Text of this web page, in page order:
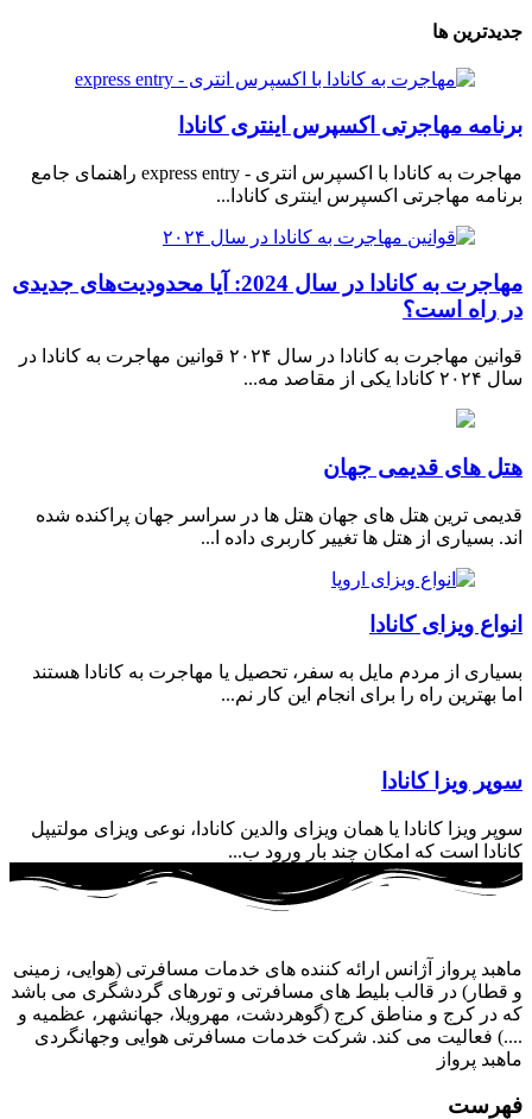
جدیدترین ها
برنامه مهاجرتی اکسپرس اینتری کانادا
مهاجرت به کانادا با اکسپرس انتری - express entry راهنمای جامع
برنامه مهاجرتی اکسپرس اینتری کانادا...
مهاجرت به کانادا در سال 2024: آیا محدودیت‌های جدیدی
در راه است؟
قوانین مهاجرت به کانادا در سال ۲۰۲۴ قوانین مهاجرت به کانادا در
سال ۲۰۲۴ کانادا یکی از مقاصد مه...
هتل های قدیمی جهان
قدیمی ترین هتل های جهان هتل ها در سراسر جهان پراکنده شده
اند. بسیاری از هتل ها تغییر کاربری داده ا...
انواع ویزای کانادا
بسیاری از مردم مایل به سفر، تحصیل یا مهاجرت به کانادا هستند
اما بهترین راه را برای انجام این کار نم...
سوپر ویزا کانادا
سوپر ویزا کانادا یا همان ویزای والدین کانادا، نوعی ویزای مولتیپل
کانادا است که امکان چند بار ورود ب...
ماهبد پرواز آژانس ارائه کننده های خدمات مسافرتی (هوایی، زمینی
و قطار) در قالب بلیط های مسافرتی و تورهای گردشگری می باشد
که در کرج و مناطق کرج (گوهردشت، مهرویلا، جهانشهر، عظمیه و
....) فعالیت می کند. شرکت خدمات مسافرتی هوایی وجهانگردی
ماهبد پرواز
فهرست